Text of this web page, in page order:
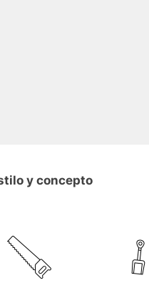
y concepto